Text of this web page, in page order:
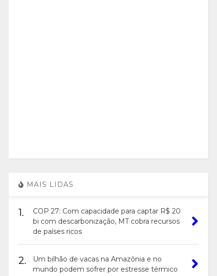
MAIS LIDAS
1.
COP 27: Com capacidade para captar R$ 20
bi com descarbonização, MT cobra recursos
de países ricos
2.
Um bilhão de vacas na Amazônia e no
mundo podem sofrer por estresse térmico